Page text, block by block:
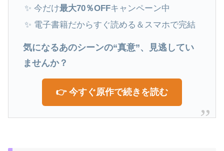
✨ 今だけ最大70％OFFキャンペーン中
✨ 電子書籍だからすぐ読める＆スマホで完結
気になるあのシーンの“真意”、見逃してい
ませんか？
👉 今すぐ原作で続きを読む